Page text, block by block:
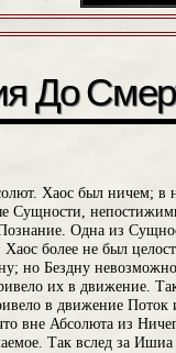
До
Хаос был ничем;
Сущности,
Одна из
более не был
но Бездну
их в движение.
в движение Поток
вне Абсолюта из
Так вслед за